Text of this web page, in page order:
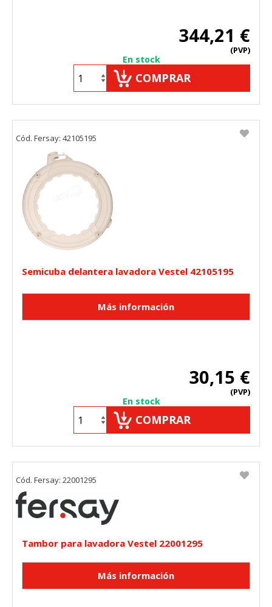
344,21 €
(PVP)
En stock
COMPRAR
Semicuba delantera lavadora Vestel 42105195
30,15 €
(PVP)
En stock
COMPRAR
Cód. Fersay: 42105195
Tambor para lavadora Vestel 22001295
Cód. Fersay: 22001295